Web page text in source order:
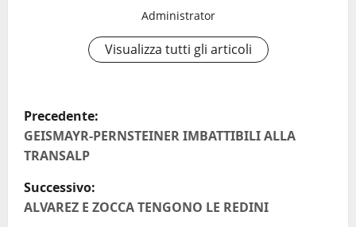
Administrator
Visualizza tutti gli articoli
N
a
v
i
Precedente:
GEISMAYR-PERNSTEINER IMBATTIBILI ALLA
TRANSALP
Successivo:
ALVAREZ E ZOCCA TENGONO LE REDINI